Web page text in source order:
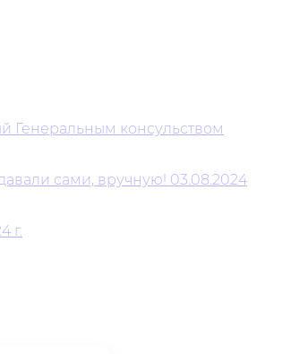
Генеральным консульством
сами, вручную! 03.08.2024
г.